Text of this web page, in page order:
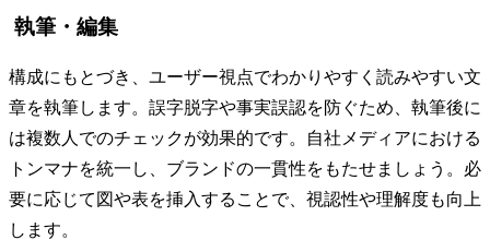
執筆・編集
構成にもとづき、ユーザー視点でわかりやすく読みやすい文
章を執筆します。誤字脱字や事実誤認を防ぐため、執筆後に
は複数人でのチェックが効果的です。自社メディアにおける
トンマナを統一し、ブランドの一貫性をもたせましょう。必
要に応じて図や表を挿入することで、視認性や理解度も向上
します。